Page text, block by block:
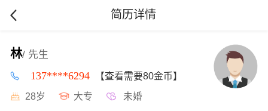
简历详情
林/ 先生
137****6294 【查看需要80金币】
28岁 大专 未婚